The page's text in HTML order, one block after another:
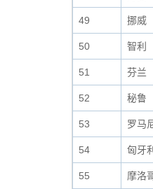
49 挪威
50 智利
51 芬兰
52 秘鲁
53 罗马
54 匈牙利
55 摩洛